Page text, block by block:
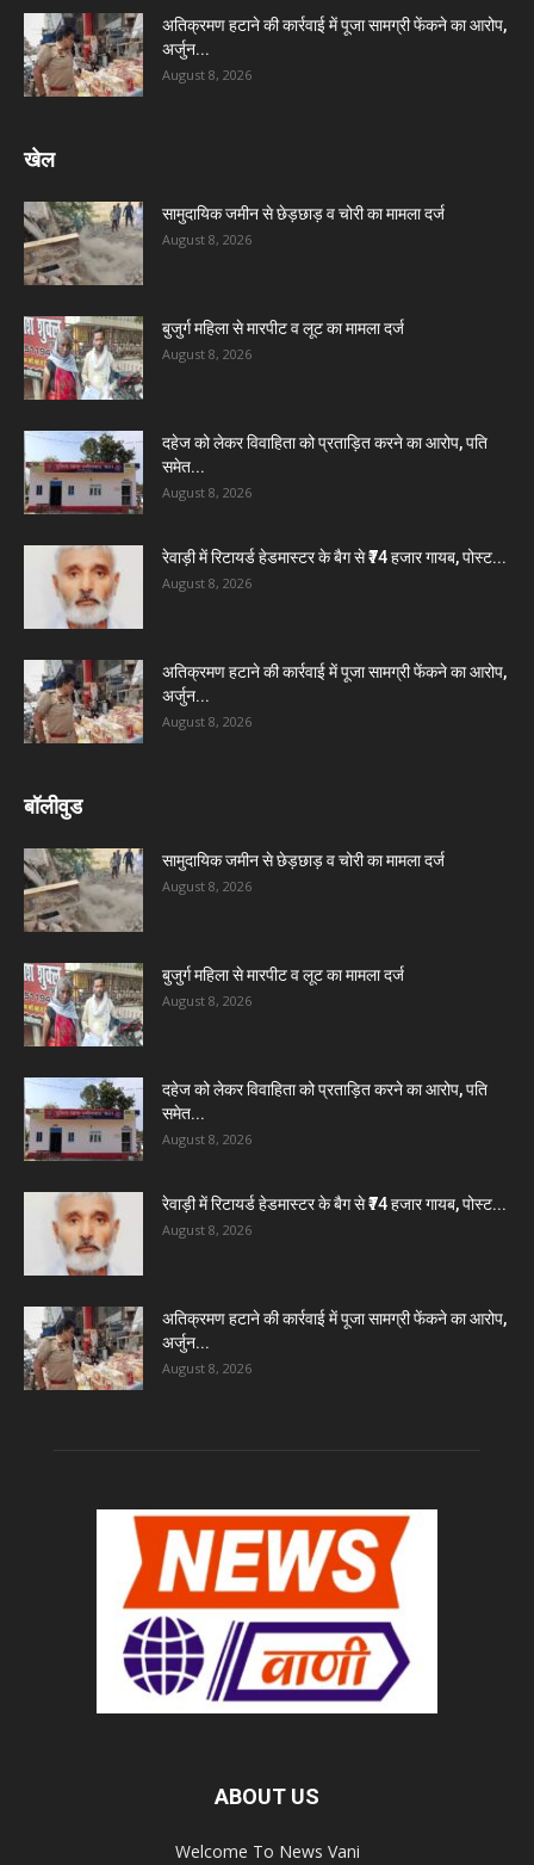
अतिक्रमण हटाने की कार्रवाई में पूजा सामग्री फेंकने का आरोप,
अर्जुन...
August 8, 2026
खेल
सामुदायिक जमीन से छेड़छाड़ व चोरी का मामला दर्ज
August 8, 2026
बुजुर्ग महिला से मारपीट व लूट का मामला दर्ज
August 8, 2026
दहेज को लेकर विवाहिता को प्रताड़ित करने का आरोप, पति
समेत...
August 8, 2026
रेवाड़ी में रिटायर्ड हेडमास्टर के बैग से ₹74 हजार गायब, पोस्ट...
August 8, 2026
अतिक्रमण हटाने की कार्रवाई में पूजा सामग्री फेंकने का आरोप,
अर्जुन...
August 8, 2026
बॉलीवुड
सामुदायिक जमीन से छेड़छाड़ व चोरी का मामला दर्ज
August 8, 2026
बुजुर्ग महिला से मारपीट व लूट का मामला दर्ज
August 8, 2026
दहेज को लेकर विवाहिता को प्रताड़ित करने का आरोप, पति
समेत...
August 8, 2026
रेवाड़ी में रिटायर्ड हेडमास्टर के बैग से ₹74 हजार गायब, पोस्ट...
August 8, 2026
अतिक्रमण हटाने की कार्रवाई में पूजा सामग्री फेंकने का आरोप,
अर्जुन...
August 8, 2026
ABOUT US
Welcome To News Vani